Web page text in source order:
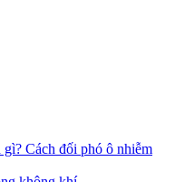
Cách đối phó ô nhiễm